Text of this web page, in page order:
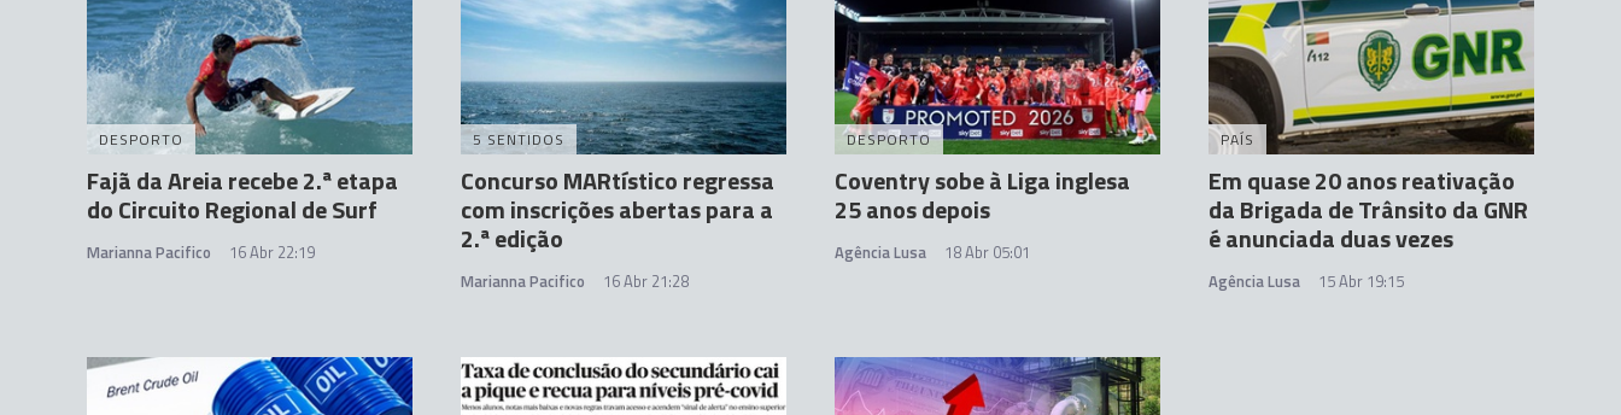
DESPORTO
Fajã da Areia recebe 2.ª etapa
do Circuito Regional de Surf
Marianna Pacifico 16 Abr 22:19
5 SENTIDOS
Concurso MARtístico regressa
com inscrições abertas para a
2.ª edição
Marianna Pacifico 16 Abr 21:28
DESPORTO
Coventry sobe à Liga inglesa
25 anos depois
Agência Lusa 18 Abr 05:01
PAÍS
Em quase 20 anos reativação
da Brigada de Trânsito da GNR
é anunciada duas vezes
Agência Lusa 15 Abr 19:15